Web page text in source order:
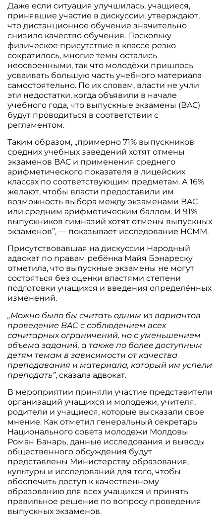
Даже если ситуация улучшилась, учащиеся,
принявшие участие в дискуссии, утверждают,
что дистанционное обучение значительно
снизило качество обучения. Поскольку
физическое присутствие в классе резко
сократилось, многие темы остались
неосвоенными, так что молодёжи пришлось
усваивать большую часть учебного материала
самостоятельно. По их словам, власти не учли
эти недостатки, когда объявили в начале
учебного года, что выпускные экзамены (BAC)
будут проводиться в соответствии с
регламентом.
Таким образом, „примерно 71% выпускников
средних учебных заведений хотят отмены
экзаменов BAC и применения среднего
арифметического показателя в лицейских
классах по соответствующим предметам. А 16%
желают, чтобы власти предоставили им
возможность выбора между экзаменами BAC
или средним арифметическим баллом. И 91%
выпускников гимназий хотят отмены выпускных
экзаменов”, — показывает исследование НСММ.
Присутствовавшая на дискуссии Народный
адвокат по правам ребёнка Майя Бэнареску
отметила, что выпускные экзамены не могут
состояться без оценки властями степени
подготовки учащихся и введения определённых
изменений.
„Можно было бы считать одним из вариантов
проведение BAC с соблюдением всех
санитарных ограничений, но с уменьшением
объема заданий, а также по более доступным
детям темам в зависимости от качества
преподавания и материала, который им успели
преподать”, сказала адвокат.
В мероприятии приняли участие представители
организаций учащихся и молодежи, учителя,
родители и учащиеся, которые высказали свое
мнение. Как отметил генеральный секретарь
Национального совета молодежи Молдовы
Роман Банарь, данные исследования и выводы
общественного обсуждения будут
представлены Министерству образования,
культуры и исследований для того, чтобы
обеспечить доступ к качественному
образованию для всех учащихся и принять
правильное решение по вопросу проведения
выпускных экзаменов.